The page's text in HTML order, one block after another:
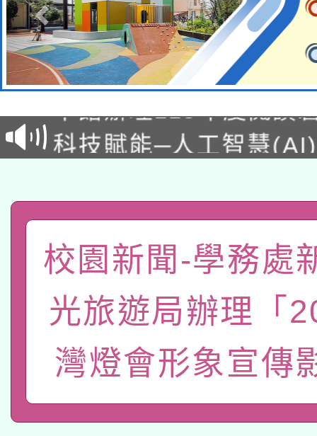
適應運動共學行動站研
本館辦理115年度閱讀
暨閱讀推動專業研習
科技賦能─人工智慧
「數位內容與教學軟體
pilot」
有關大陸委員會函釋公
薪期間赴陸應申請許可
轉知經濟部水利署委託
業技術研究院辦理「
用水績優單位及節水達
115年8月22日(星期六
桃園市孔廟祈福系列
2026年桃園地景藝術
「2026桃園藝術巡演
關事宜
適應運動共學行動站研
校園新聞-學務處
光旅遊局辦理「
灣燈會形象宣傳